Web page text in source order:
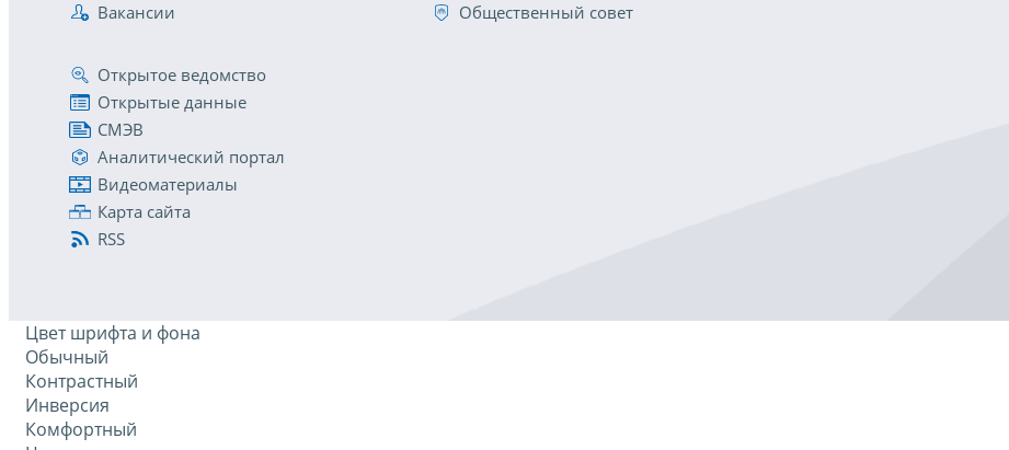
Вакансии
Общественный совет
Открытое ведомство
Открытые данные
СМЭВ
Аналитический портал
Видеоматериалы
Карта сайта
RSS
Цвет шрифта и фона
Обычный
Контрастный
Инверсия
Комфортный